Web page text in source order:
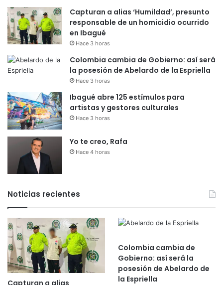
Capturan a alias ‘Humildad’, presunto
responsable de un homicidio ocurrido
en Ibagué
Hace 3 horas
Colombia cambia de Gobierno: así será
la posesión de Abelardo de la Espriella
Hace 3 horas
Ibagué abre 125 estímulos para
artistas y gestores culturales
Hace 3 horas
Yo te creo, Rafa
Hace 4 horas
Noticias recientes
Capturan a alias
Colombia cambia de
Gobierno: así será la
posesión de Abelardo de
la Espriella